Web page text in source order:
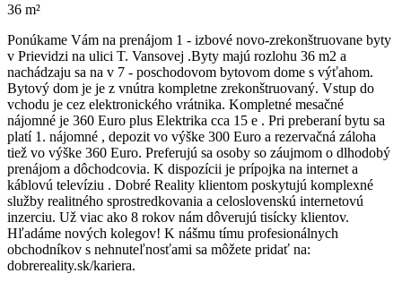
36 m²
Ponúkame Vám na prenájom 1 - izbové novo-zrekonštruovane byty
v Prievidzi na ulici T. Vansovej .Byty majú rozlohu 36 m2 a
nachádzaju sa na v 7 - poschodovom bytovom dome s výťahom.
Bytový dom je je z vnútra kompletne zrekonštruovaný. Vstup do
vchodu je cez elektronického vrátnika. Kompletné mesačné
nájomné je 360 Euro plus Elektrika cca 15 e . Pri preberaní bytu sa
platí 1. nájomné , depozit vo výške 300 Euro a rezervačná záloha
tiež vo výške 360 Euro. Preferujú sa osoby so záujmom o dlhodobý
prenájom a dôchodcovia. K dispozícii je prípojka na internet a
káblovú televíziu . Dobré Reality klientom poskytujú komplexné
služby realitného sprostredkovania a celoslovenskú internetovú
inzerciu. Už viac ako 8 rokov nám dôverujú tisícky klientov.
Hľadáme nových kolegov! K nášmu tímu profesionálnych
obchodníkov s nehnuteľnosťami sa môžete pridať na:
dobrereality.sk/kariera.